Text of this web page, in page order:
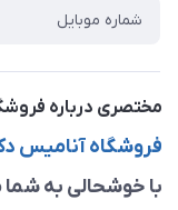
مختصری درباره
فروشگاه آنامیس
با خوشحالی به